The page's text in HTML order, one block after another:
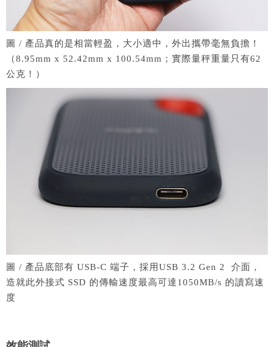
圖 / 產品真的是相當輕盈，大小適中，外出攜帶毫無負擔！
（8.95mm x 52.42mm x 100.54mm；實際量秤重量只有62
公克！）
圖 / 產品底部有 USB-C 端子，採用USB 3.2 Gen 2 介面，
造就此外接式 SSD 的傳輸速度最高可達1050MB/s 的讀寫速
度